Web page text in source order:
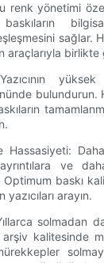
renk yönetimi
sağlar.
araçlarıyla birlikte
bulundurun.
Hassasiyeti:
ve
Optimum baskı
arayın.
solmadan
arşiv kalitesinde